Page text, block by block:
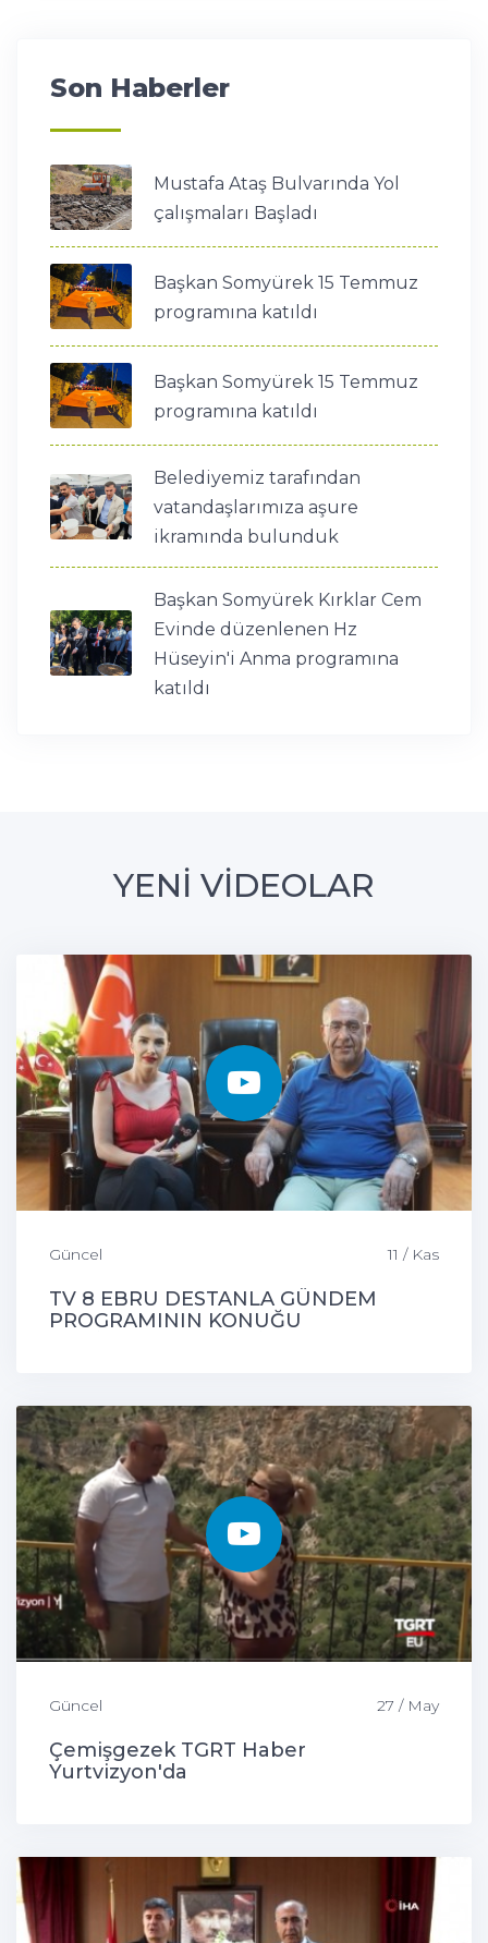
Son Haberler
Mustafa Ataş Bulvarında Yol
çalışmaları Başladı
Başkan Somyürek 15 Temmuz
programına katıldı
Başkan Somyürek 15 Temmuz
programına katıldı
Belediyemiz tarafından
vatandaşlarımıza aşure
ikramında bulunduk
Başkan Somyürek Kırklar Cem
Evinde düzenlenen Hz
Hüseyin'i Anma programına
katıldı
YENİ VİDEOLAR
Güncel 11 / Kas
TV 8 EBRU DESTANLA GÜNDEM
PROGRAMININ KONUĞU
Güncel 27 / May
Çemişgezek TGRT Haber
Yurtvizyon'da